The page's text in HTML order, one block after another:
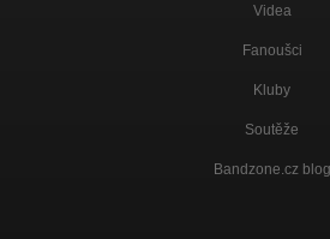
Videa
Fanoušci
Kluby
Soutěže
Bandzone.cz blog